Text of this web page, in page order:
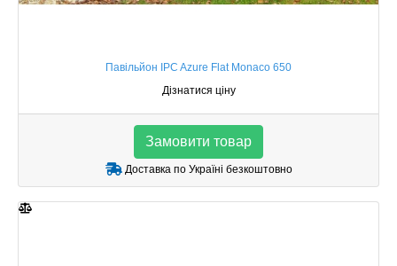
Павільйон IPC Azure Flat Monaco 650
Дізнатися ціну
Замовити товар
Доставка по Україні безкоштовно